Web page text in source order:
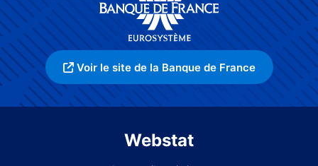
Voir le site de la Banque de France
Webstat